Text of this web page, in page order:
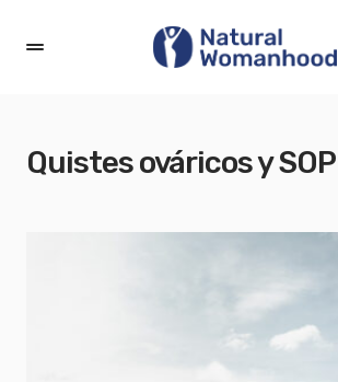
Quistes ováricos y SOP